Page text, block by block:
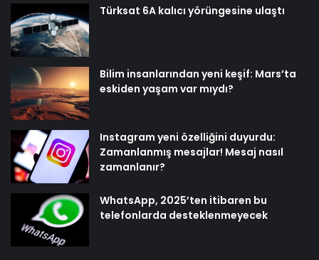
Türksat 6A kalıcı yörüngesine ulaştı
Bilim insanlarından yeni keşif: Mars’ta
eskiden yaşam var mıydı?
Instagram yeni özelliğini duyurdu:
Zamanlanmış mesajlar! Mesaj nasıl
zamanlanır?
WhatsApp, 2025’ten itibaren bu
telefonlarda desteklenmeyecek